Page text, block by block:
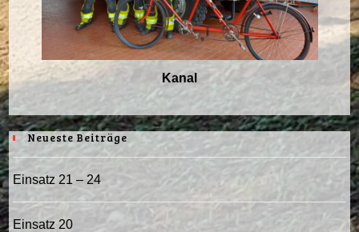
Kanal
Neueste Beiträge
Einsatz 21 – 24
Einsatz 20